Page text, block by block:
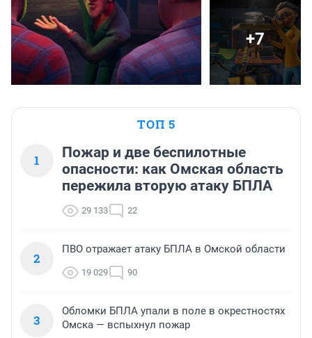
+7
ТОП 5
1
Пожар и две беспилотные
опасности: как Омская область
пережила вторую атаку БПЛА
29 133 22
2
ПВО отражает атаку БПЛА в Омской области
19 029 90
3
Обломки БПЛА упали в поле в окрестностях
Омска — вспыхнул пожар